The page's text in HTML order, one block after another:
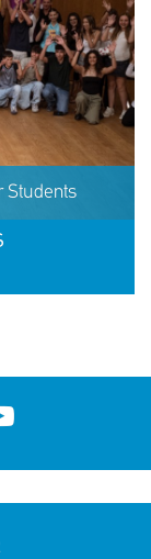
half of 2026
Students